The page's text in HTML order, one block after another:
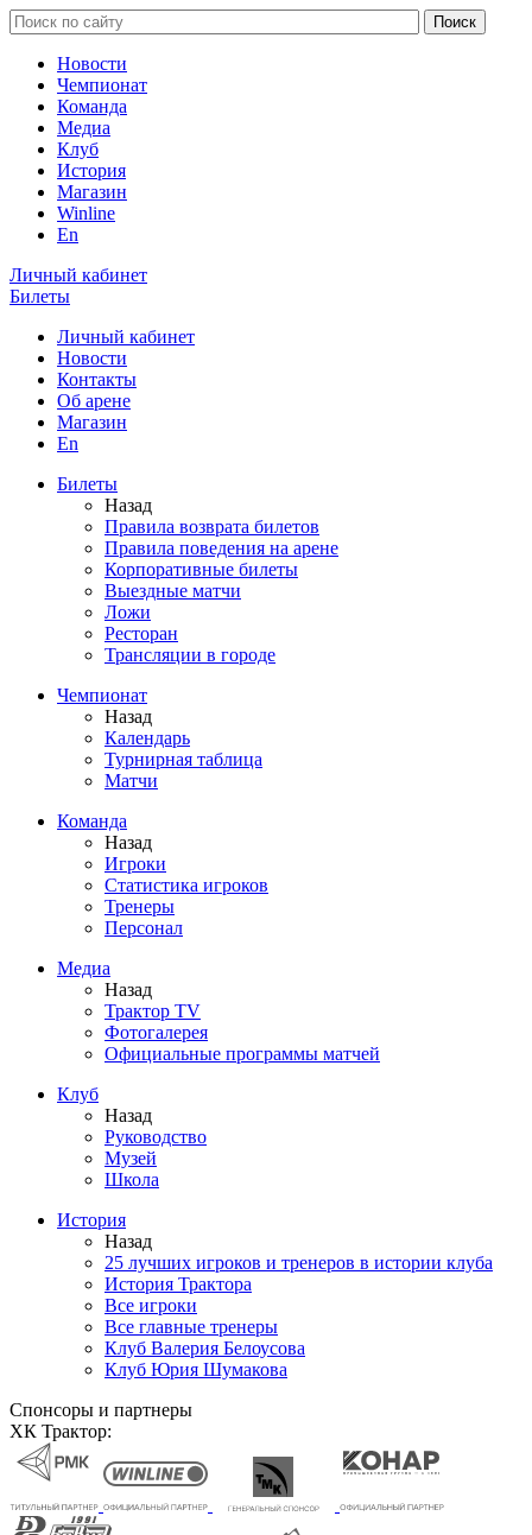
Новости
Чемпионат
Команда
Медиа
Клуб
История
Магазин
Winline
En
Личный кабинет
Билеты
Личный кабинет
Новости
Контакты
Об арене
Магазин
En
Билеты
Назад
Правила возврата билетов
Правила поведения на арене
Корпоративные билеты
Выездные матчи
Ложи
Ресторан
Трансляции в городе
Чемпионат
Назад
Календарь
Турнирная таблица
Матчи
Команда
Назад
Игроки
Статистика игроков
Тренеры
Персонал
Медиа
Назад
Трактор TV
Фотогалерея
Официальные программы матчей
Клуб
Назад
Руководство
Музей
Школа
История
Назад
25 лучших игроков и тренеров в истории клуба
История Трактора
Все игроки
Все главные тренеры
Клуб Валерия Белоусова
Клуб Юрия Шумакова
Спонсоры и партнеры
ХК Трактор: